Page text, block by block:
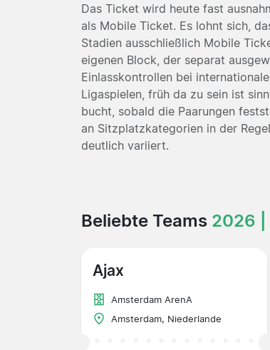
Das Ticket wird heute fast
als Mobile Ticket. Es lohnt sich,
Stadien ausschließlich Mobile
eigenen Block, der separat
Einlasskontrollen bei
Ligaspielen, früh da zu sein ist
bucht, sobald die Paarungen
an Sitzplatzkategorien in der
deutlich variiert.
Beliebte Teams 2026 |
Ajax
Amsterdam ArenA
Amsterdam, Niederlande